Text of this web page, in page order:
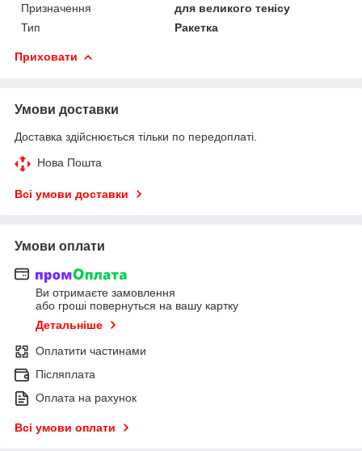
Призначення
для великого тенісу
Тип
Ракетка
Приховати
Умови доставки
Доставка здійснюється тільки по передоплаті.
Нова Пошта
Всі умови доставки
Умови оплати
Ви отримаєте замовлення
або гроші повернуться на вашу картку
Детальніше
Оплатити частинами
Післяплата
Оплата на рахунок
Всі умови оплати